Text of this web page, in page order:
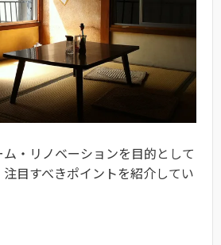
・リノベーションを目的として
目すべきポイントを紹介してい